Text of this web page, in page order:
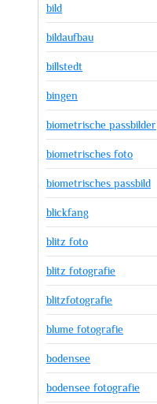
bild
bildaufbau
billstedt
bingen
biometrische passbilder
biometrisches foto
biometrisches passbild
blickfang
blitz foto
blitz fotografie
blitzfotografie
blume fotografie
bodensee
bodensee fotografie